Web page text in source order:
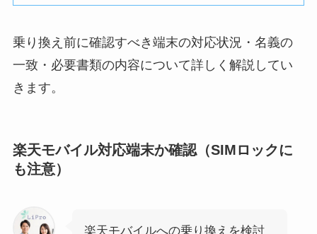
乗り換え前に確認すべき端末の対応状況・名義の
一致・必要書類の内容について詳しく解説してい
きます。
楽天モバイル対応端末か確認（SIMロックに
も注意）
楽天モバイルへの乗り換えを検討